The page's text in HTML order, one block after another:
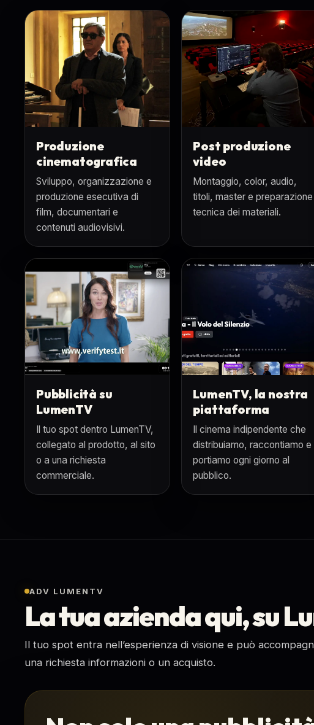
Produzione
cinematografica
Sviluppo, organizzazione e
produzione esecutiva di
film, documentari e
contenuti audiovisivi.
Post produzione
video
Montaggio, color, audio,
titoli, master e preparazione
tecnica dei materiali.
Pubblicità su
LumenTV
Il tuo spot dentro LumenTV,
collegato al prodotto, al sito
o a una richiesta
commerciale.
LumenTV, la nostra
piattaforma
Il cinema indipendente che
distribuiamo, raccontiamo e
portiamo ogni giorno al
pubblico.
ADV LUMENTV
La tua azienda qui, su
Il tuo spot entra nell’esperienza di visione e può
una richiesta informazioni o un acquisto.